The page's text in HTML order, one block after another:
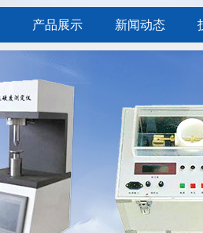
产品展示 新闻动态